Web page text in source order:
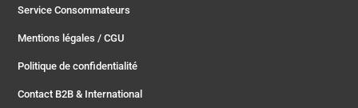
Service Consommateurs
Mentions légales / CGU
Politique de confidentialité
Contact B2B & International